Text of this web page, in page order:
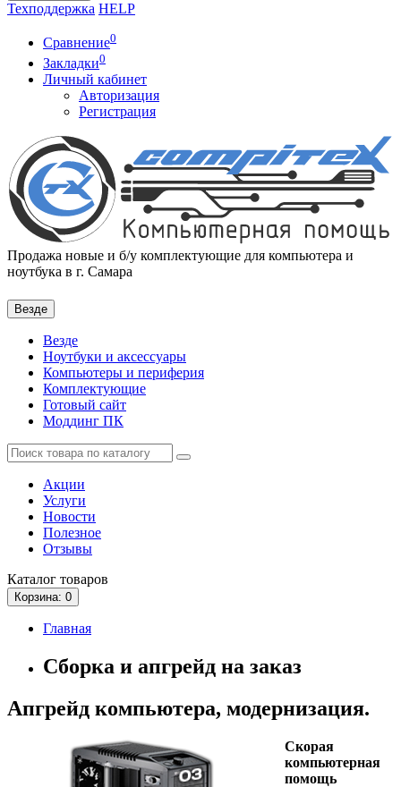
Техподдержка HELP
Сравнение0
Закладки0
Личный кабинет
Авторизация
Регистрация
Продажа новые и б/у комплектующие для компьютера и
ноутбука в г. Самара
Везде
Везде
Ноутбуки и аксессуары
Компьютеры и периферия
Комплектующие
Готовый сайт
Моддинг ПК
Акции
Услуги
Новости
Полезное
Отзывы
Каталог товаров
Корзина: 0
Главная
Сборка и апгрейд на заказ
Апгрейд компьютера, модернизация.
Скорая
компьютерная
помощь